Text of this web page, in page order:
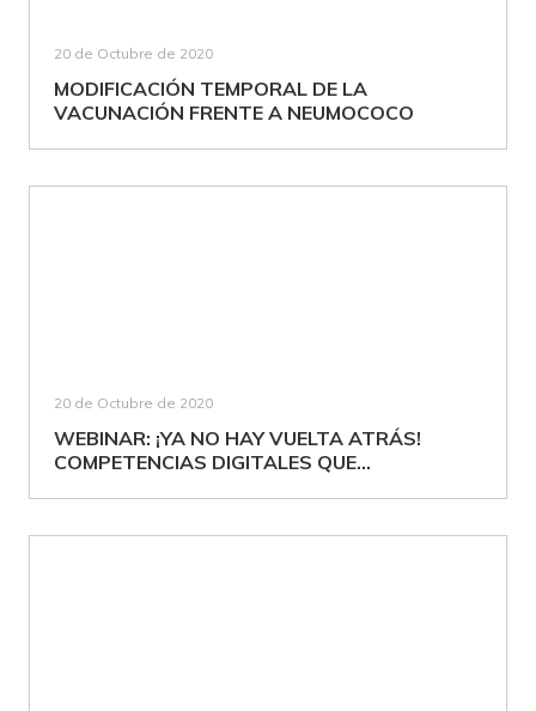
20 de Octubre de 2020
MODIFICACIÓN TEMPORAL DE LA
VACUNACIÓN FRENTE A NEUMOCOCO
20 de Octubre de 2020
WEBINAR: ¡YA NO HAY VUELTA ATRÁS!
COMPETENCIAS DIGITALES QUE...